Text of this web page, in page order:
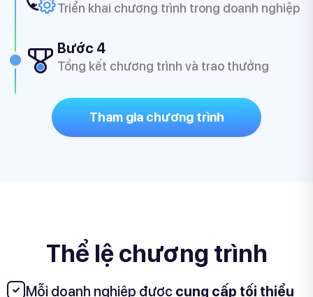
Triển khai chương trình trong doanh nghiệp
Bước 4
Tổng kết chương trình và trao thưởng
Tham gia chương trình
Thể lệ chương trình
Mỗi doanh nghiệp được cung cấp tối thiểu